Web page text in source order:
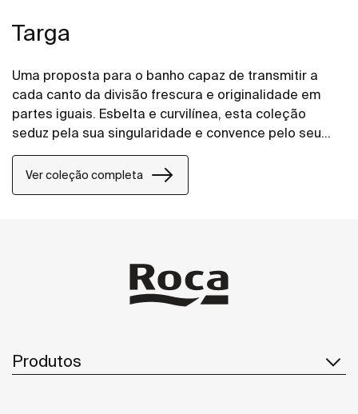
Targa
Uma proposta para o banho capaz de transmitir a
cada canto da divisão frescura e originalidade em
partes iguais. Esbelta e curvilínea, esta coleção
seduz pela sua singularidade e convence pelo seu
valioso carácter funcional.
Ver coleção completa
Produtos